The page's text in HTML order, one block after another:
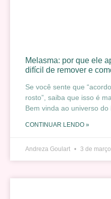
Melasma: por que ele
difícil de remover e
Se você sente que
rosto”, saiba que isso é
Bem vinda ao universo do
CONTINUAR LENDO »
Andreza Goulart 3 de